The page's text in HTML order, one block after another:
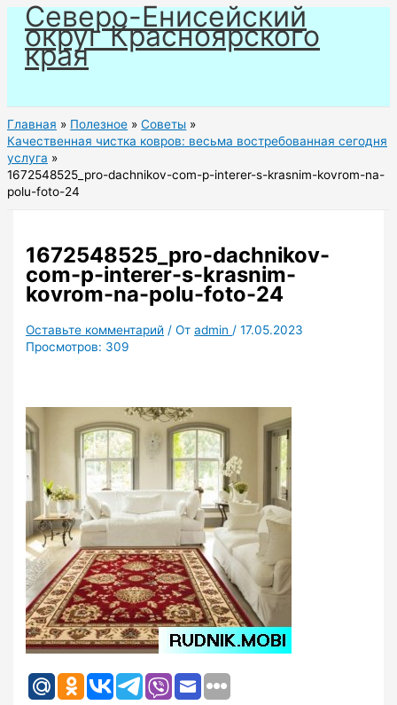
Перейти
содержимому
Северо-Енисейский
округ Красноярского
края
Главная Полезное
Советы
Качественная чистка ковров: весьма востребованная сегодня
услуга
1672548525_pro-dachnikov-com-p-interer-s-krasnim-kovrom-na-
polu-foto-24
1672548525_pro-dachnikov-
com-p-interer-s-krasnim-
kovrom-na-polu-foto-24
Оставьте комментарий / Отadmin /17.05.2023
Просмотров: 309